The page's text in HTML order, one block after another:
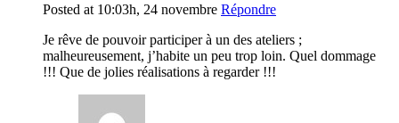
Posted at 10:03h, 24 novembre Répondre
Je rêve de pouvoir participer à un des ateliers ;
malheureusement, j’habite un peu trop loin. Quel dommage
!!! Que de jolies réalisations à regarder !!!